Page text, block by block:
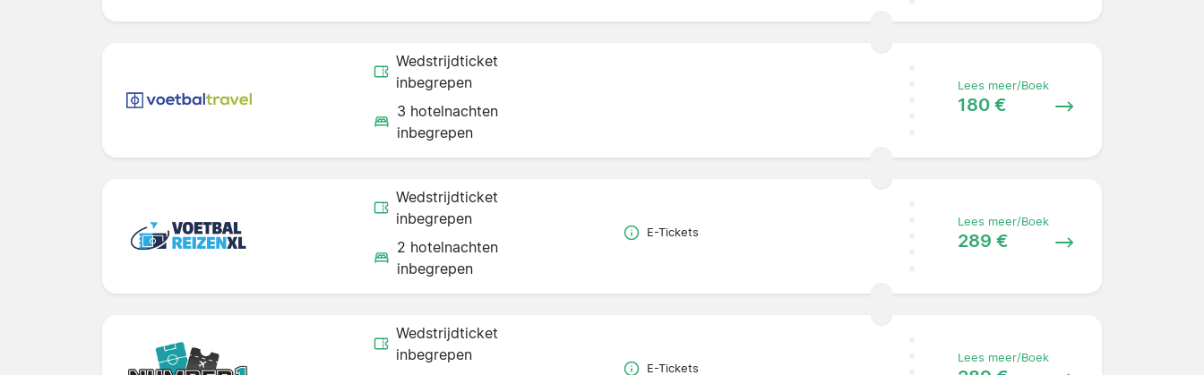
Wedstrijdticket
inbegrepen
3 hotelnachten
inbegrepen
Lees meer/Boek
180 €
Wedstrijdticket
inbegrepen
2 hotelnachten
inbegrepen
E-Tickets
Lees meer/Boek
289 €
Wedstrijdticket
inbegrepen
E-Tickets
Lees meer/Boek